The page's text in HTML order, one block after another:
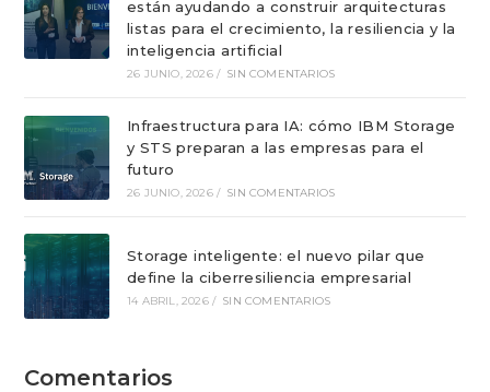
están ayudando a construir arquitecturas
listas para el crecimiento, la resiliencia y la
inteligencia artificial
26 JUNIO, 2026 / SIN COMENTARIOS
Infraestructura para IA: cómo IBM Storage
y STS preparan a las empresas para el
futuro
26 JUNIO, 2026 / SIN COMENTARIOS
Storage inteligente: el nuevo pilar que
define la ciberresiliencia empresarial
14 ABRIL, 2026 / SIN COMENTARIOS
Comentarios